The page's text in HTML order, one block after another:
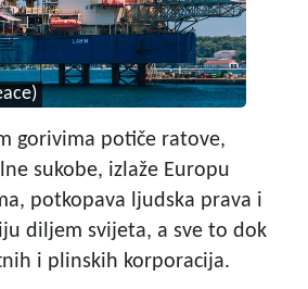
gorivima potiče ratove,
sukobe, izlaže Europu
potkopava ljudska prava i
diljem svijeta, a sve to dok
i plinskih korporacija.